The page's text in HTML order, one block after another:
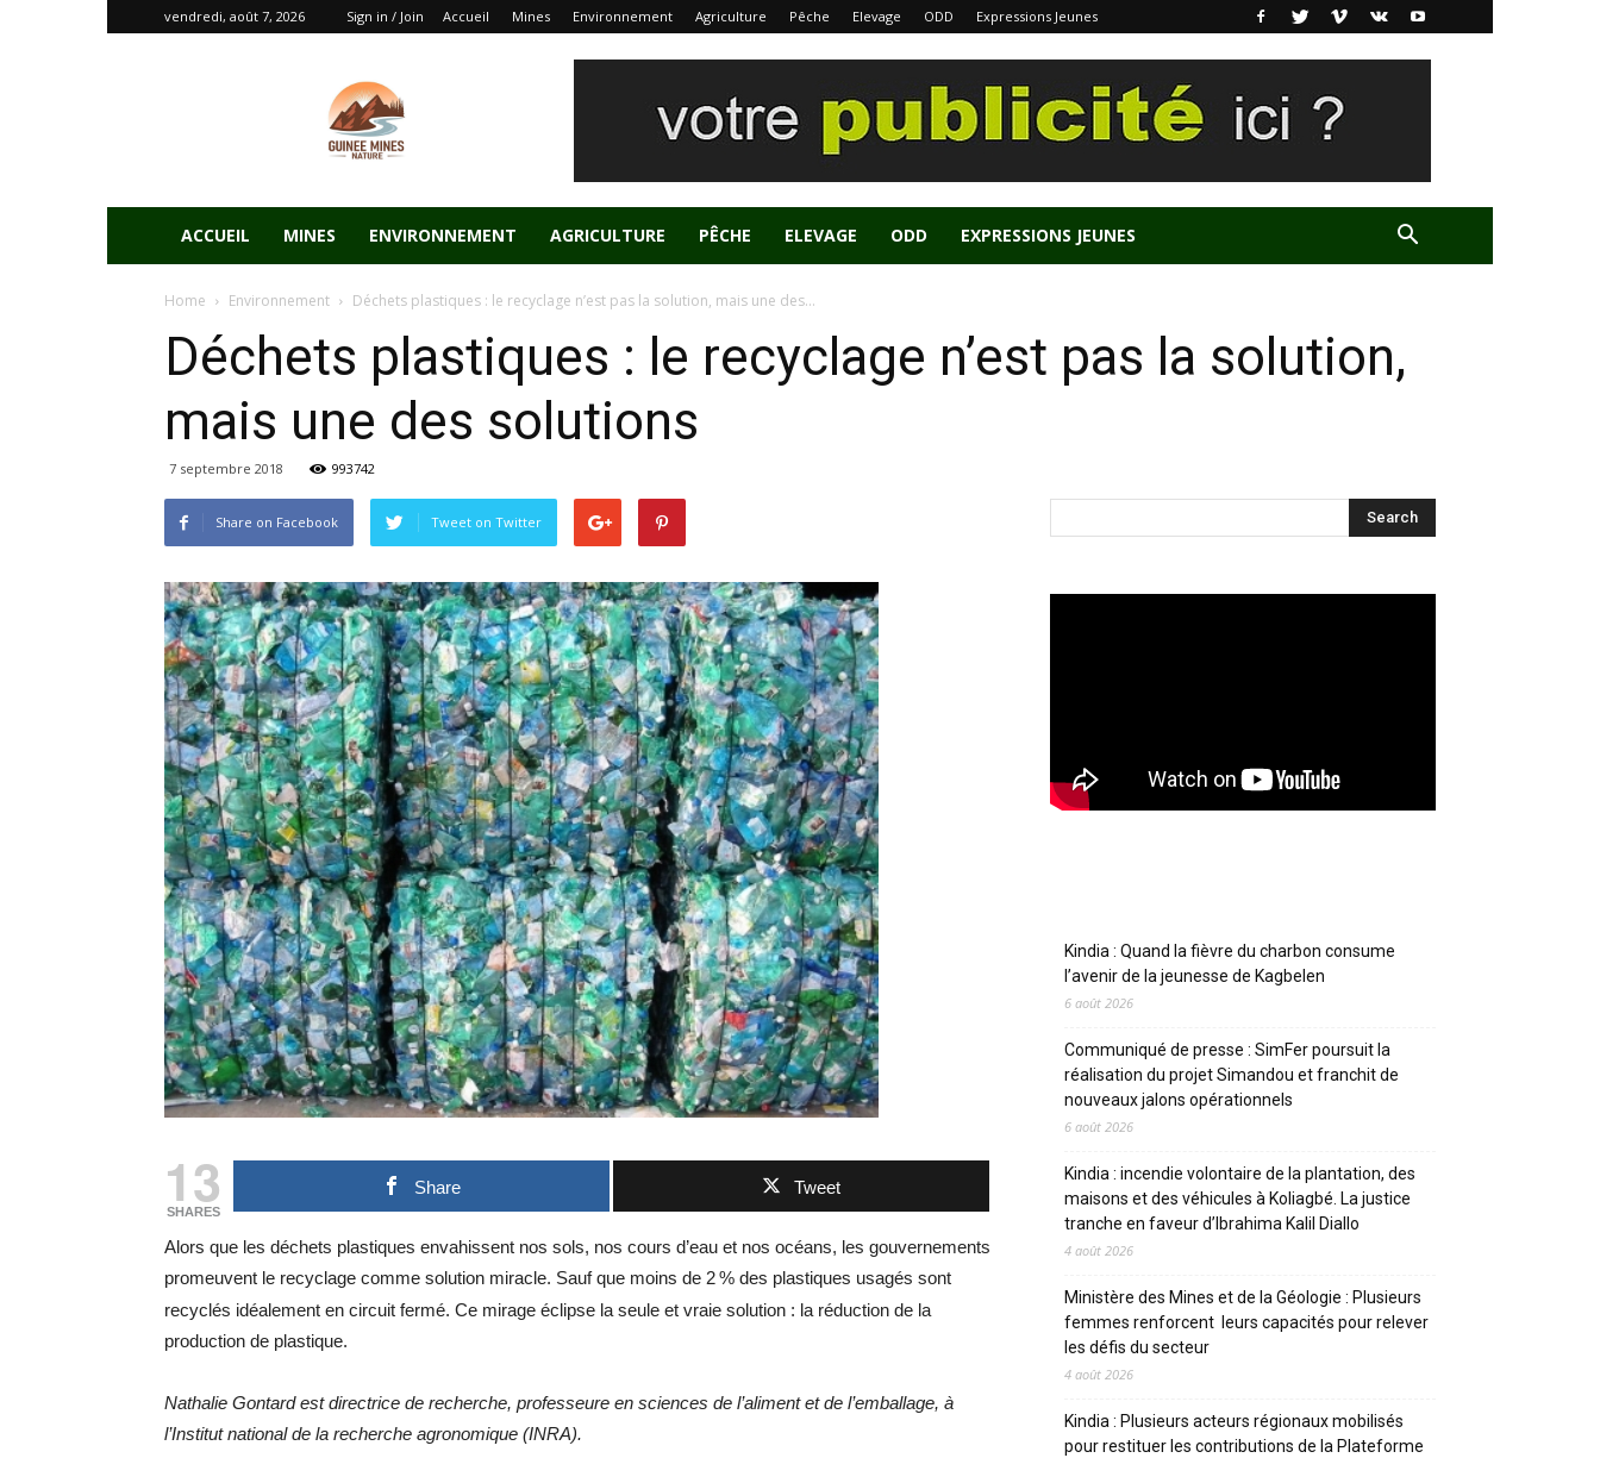
vendredi, août 7, 2026 Sign in / Join Accueil Mines Environnement Agriculture Pêche Elevage ODD Expressions Jeunes
ACCUEIL MINES ENVIRONNEMENT AGRICULTURE PÊCHE ELEVAGE ODD EXPRESSIONS JEUNES
Home Environnement Déchets plastiques : le recyclage n’est pas la solution, mais une des...
Déchets plastiques : le recyclage n’est pas la solution,
mais une des solutions
7 septembre 2018 993742
Share on Facebook Tweet on Twitter
13
SHARES
Share Tweet
Alors que les déchets plastiques envahissent nos sols, nos cours d’eau et nos océans, les gouvernements
promeuvent le recyclage comme solution miracle. Sauf que moins de 2% des plastiques usagés sont
recyclés idéalement en circuit fermé. Ce mirage éclipse la seule et vraie solution : la réduction de la
production de plastique.
Nathalie Gontard est directrice de recherche, professeure en sciences de l’aliment et de l’emballage, à
l’Institut national de la recherche agronomique (INRA).
Kindia : Quand la fièvre du charbon consume
l’avenir de la jeunesse de Kagbelen
6 août 2026
Communiqué de presse : SimFer poursuit la
réalisation du projet Simandou et franchit de
nouveaux jalons opérationnels
6 août 2026
Kindia : incendie volontaire de la plantation, des
maisons et des véhicules à Koliagbé. La justice
tranche en faveur d’Ibrahima Kalil Diallo
4 août 2026
Ministère des Mines et de la Géologie : Plusieurs
femmes renforcent leurs capacités pour relever
les défis du secteur
4 août 2026
Kindia : Plusieurs acteurs régionaux mobilisés
pour restituer les contributions de la Plateforme